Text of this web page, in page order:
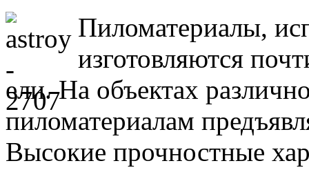
Пиломатериалы,
изготовляются
ели. На объектах
пиломатериалам
Высокие прочностные